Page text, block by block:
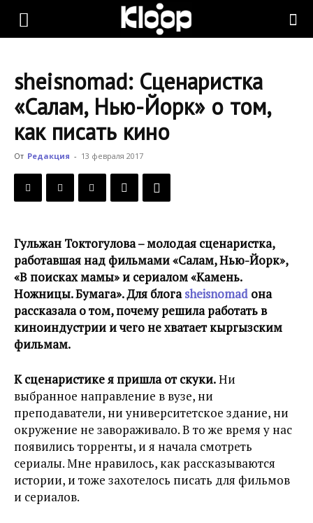
KLOOP.KG
Новости
Кыргызстана
sheisnomad: Сценаристка
«Салам, Нью-Йорк» о том,
как писать кино
От Редакция - 13 февраля 2017
Гульжан Токтогулова – молодая сценаристка,
работавшая над фильмами «Салам, Нью-Йорк»,
«В поисках мамы» и сериалом «Камень.
Ножницы. Бумага». Для блогаsheisnomad она
рассказала о том, почему решила работать в
киноиндустрии и чего не хватает кыргызским
фильмам.
К сценаристике я пришла от скуки.Ни
выбранное направление в вузе, ни
преподаватели, ни университетское здание, ни
окружение не завораживало. В то же время у нас
появились торренты, и я начала смотреть
сериалы. Мне нравилось, как рассказываются
истории, и тоже захотелось писать для фильмов
и сериалов.